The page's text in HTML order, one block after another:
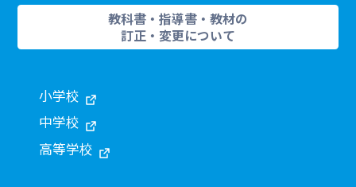
教科書・指導書・教材の
訂正・変更について
小学校
中学校
高等学校